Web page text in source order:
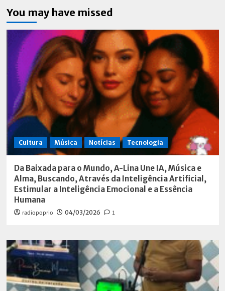
You may have missed
Cultura Música Notícias Tecnologia
Da Baixada para o Mundo, A-Lina Une IA, Música e
Alma, Buscando, Através da Inteligência Artificial,
Estimular a Inteligência Emocional e a Essência
Humana
radiopoprio 04/03/2026 1